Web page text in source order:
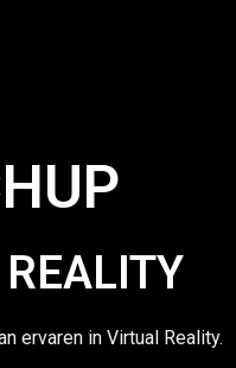
ervaren in Virtual Reality.